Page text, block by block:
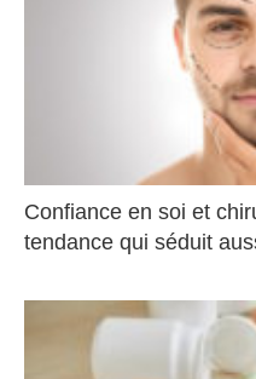
Confiance en soi et
tendance qui séduit